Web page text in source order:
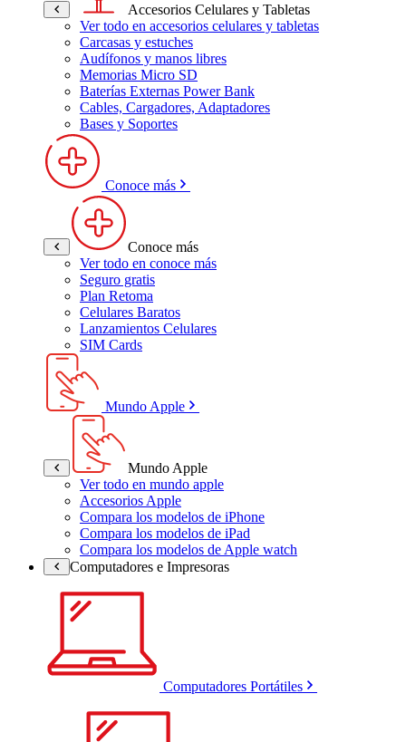
Accesorios Celulares y Tabletas
Ver todo en accesorios celulares y tabletas
Carcasas y estuches
Audífonos y manos libres
Memorias Micro SD
Baterías Externas Power Bank
Cables, Cargadores, Adaptadores
Bases y Soportes
Conoce más
Conoce más
Ver todo en conoce más
Seguro gratis
Plan Retoma
Celulares Baratos
Lanzamientos Celulares
SIM Cards
Mundo Apple
Mundo Apple
Ver todo en mundo apple
Accesorios Apple
Compara los modelos de iPhone
Compara los modelos de iPad
Compara los modelos de Apple watch
Computadores e Impresoras
Computadores Portátiles